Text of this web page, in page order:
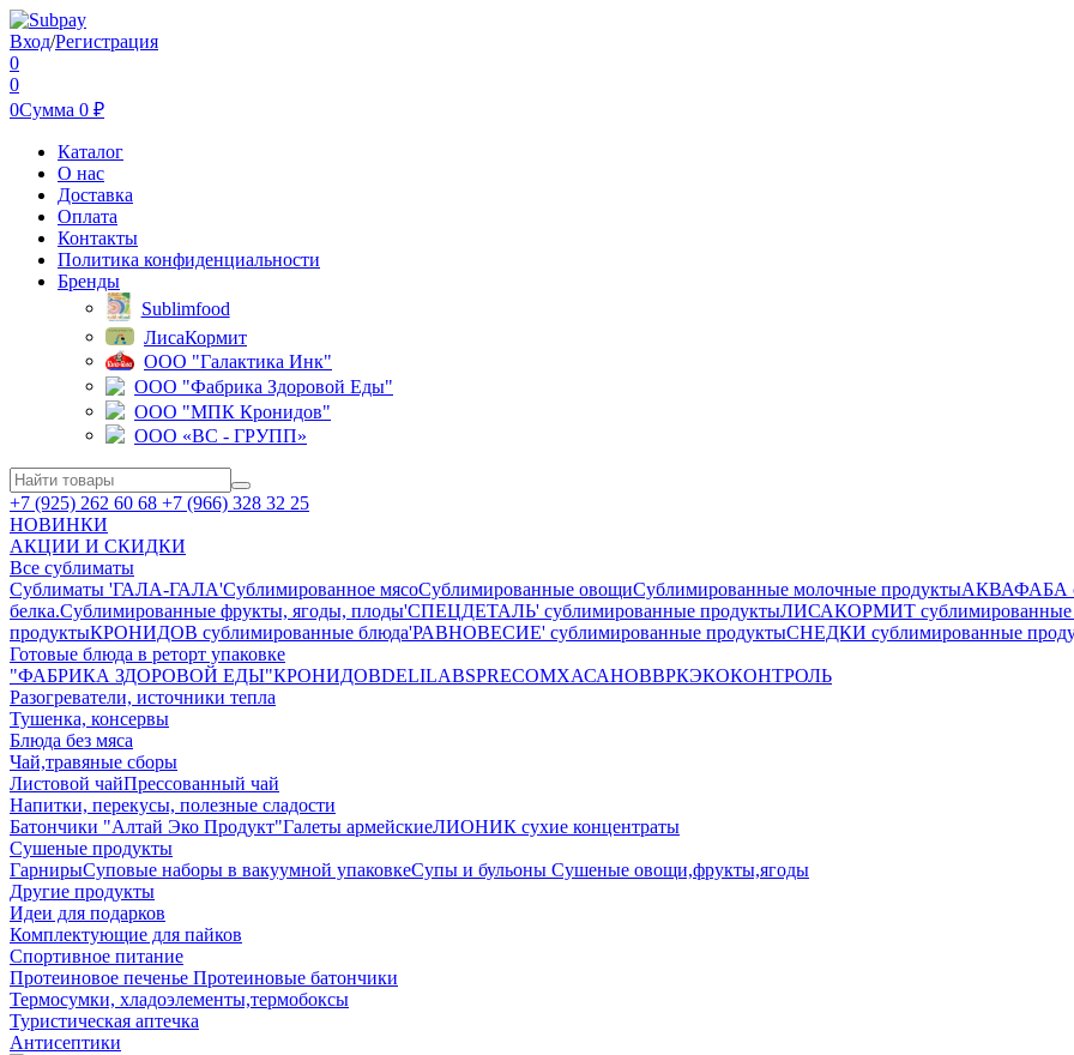
Вход/Регистрация
0
0
0Сумма 0 ₽
Каталог
О нас
Доставка
Оплата
Контакты
Политика конфиденциальности
Бренды
Sublimfood
ЛисаКормит
ООО "Галактика Инк"
ООО "Фабрика Здоровой Еды"
ООО "МПК Кронидов"
ООО «ВС - ГРУПП»
+7 (925) 262 60 68 +7 (966) 328 32 25
НОВИНКИ
АКЦИИ И СКИДКИ
Все сублиматы
Сублиматы 'ГАЛА-ГАЛА'Сублимированное мясоСублимированные овощиСублимированные молочные продуктыАКВАФАБА
белка.Сублимированные фрукты, ягоды, плоды'СПЕЦДЕТАЛЬ' сублимированные продуктыЛИСАКОРМИТ сублимированные
продуктыКРОНИДОВ сублимированные блюда'РАВНОВЕСИЕ' сублимированные продуктыСНЕДКИ сублимированные
Готовые блюда в реторт упаковке
"ФАБРИКА ЗДОРОВОЙ ЕДЫ"КРОНИДОВDELILABSPRECOMХАСАНОВВРКЭКОКОНТРОЛЬ
Разогреватели, источники тепла
Тушенка, консервы
Блюда без мяса
Чай,травяные сборы
Листовой чайПрессованный чай
Напитки, перекусы, полезные сладости
Батончики "Алтай Эко Продукт"Галеты армейскиеЛИОНИК сухие концентраты
Сушеные продукты
ГарнирыСуповые наборы в вакуумной упаковкеСупы и бульоны Сушеные овощи,фрукты,ягоды
Другие продукты
Идеи для подарков
Комплектующие для пайков
Спортивное питание
Протеиновое печенье Протеиновые батончики
Термосумки, хладоэлементы,термобоксы
Туристическая аптечка
Антисептики